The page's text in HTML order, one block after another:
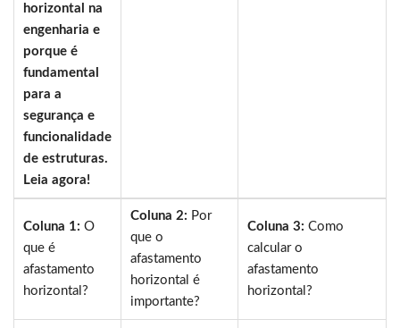
horizontal na
engenharia e
porque é
fundamental
para a
segurança e
funcionalidade
de estruturas.
Leia agora!
Coluna 1: O
que é
afastamento
horizontal?
Coluna 2: Por
que o
afastamento
horizontal é
importante?
Coluna 3: Como
calcular o
afastamento
horizontal?